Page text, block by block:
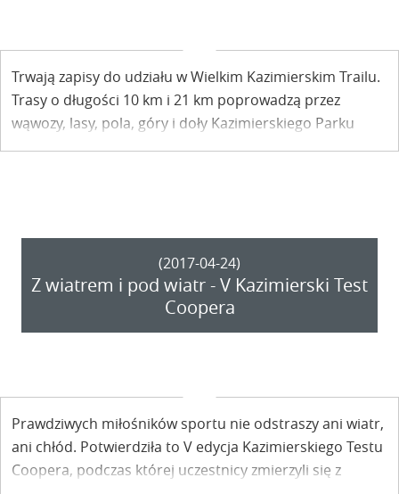
Trwają zapisy do udziału w Wielkim Kazimierskim Trailu.
Trasy o długości 10 km i 21 km poprowadzą przez
wąwozy, lasy, pola, góry i doły Kazimierskiego Parku
Krajobrazowego.
(2017-04-24)
Z wiatrem i pod wiatr - V Kazimierski Test
Coopera
Prawdziwych miłośników sportu nie odstraszy ani wiatr,
ani chłód. Potwierdziła to V edycja Kazimierskiego Testu
Coopera, podczas której uczestnicy zmierzyli się z